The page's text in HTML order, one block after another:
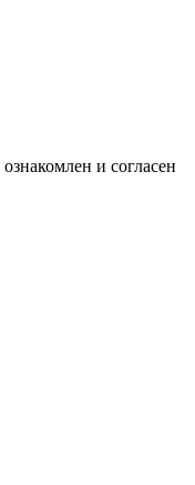
ознакомлен и согласен